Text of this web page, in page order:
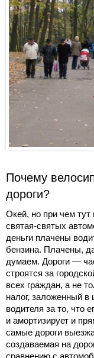
Почему
дороги?
Окей, но при чем
святая-святых
деньги плачены
бензина. Плачены,
думаем. Дороги —
строятся за
всех граждан, а не
налог, заложенный в
водителя за то, что
и амортизирует и
самые дороги
создаваемая на